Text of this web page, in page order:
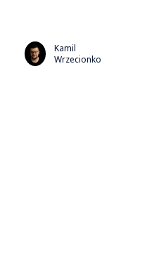
Kamil
Wrzecionko